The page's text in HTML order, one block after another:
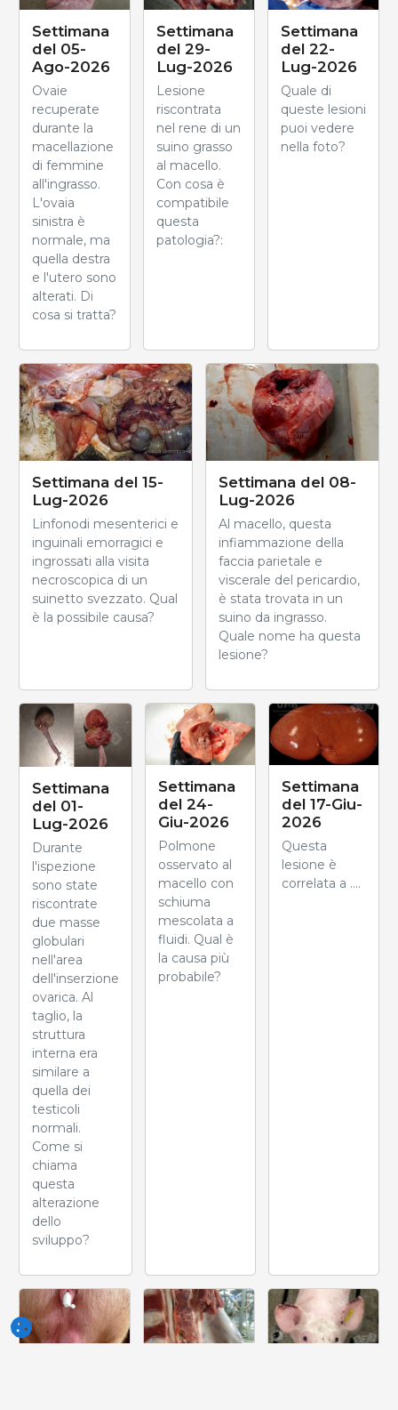
Settimana
del 05-
Ago-2026
Ovaie
recuperate
durante la
macellazione
di femmine
all'ingrasso.
L'ovaia
sinistra è
normale, ma
quella destra
e l'utero sono
alterati. Di
cosa si tratta?
Settimana
del 29-
Lug-2026
Lesione
riscontrata
nel rene di un
suino grasso
al macello.
Con cosa è
compatibile
questa
patologia?:
Settimana
del 22-
Lug-2026
Quale di
queste lesioni
puoi vedere
nella foto?
Settimana del 15-
Lug-2026
Linfonodi mesenterici e
inguinali emorragici e
ingrossati alla visita
necroscopica di un
suinetto svezzato. Qual
è la possibile causa?
Settimana del 08-
Lug-2026
Al macello, questa
infiammazione della
faccia parietale e
viscerale del pericardio,
è stata trovata in un
suino da ingrasso.
Quale nome ha questa
lesione?
Settimana
del 01-
Lug-2026
Durante
l'ispezione
sono state
riscontrate
due masse
globulari
nell'area
dell'inserzione
ovarica. Al
taglio, la
struttura
interna era
similare a
quella dei
testicoli
normali.
Come si
chiama
questa
alterazione
dello
sviluppo?
Settimana
del 24-
Giu-2026
Polmone
osservato al
macello con
schiuma
mescolata a
fluidi. Qual è
la causa più
probabile?
Settimana
del 17-Giu-
2026
Questa
lesione è
correlata a ....